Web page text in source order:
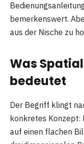
bemerkenswert.
aus der Nische zu
Was
bedeutet
Der Begriff klingt
konkretes
auf einen flachen